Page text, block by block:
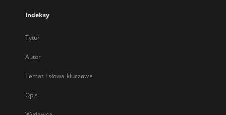
Indeksy
Tytuł
Autor
Temat i słowa kluczowe
Opis